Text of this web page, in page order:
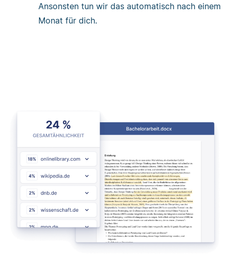
Ansonsten tun wir das automatisch nach einem
Monat für dich.